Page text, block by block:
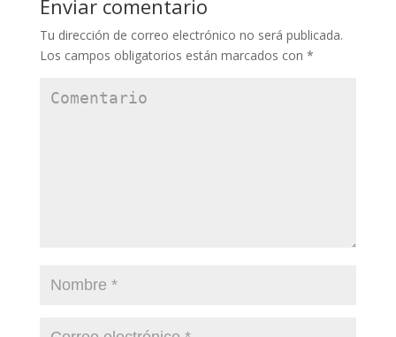
Enviar comentario
Tu dirección de correo electrónico no será publicada.
Los campos obligatorios están marcados con *